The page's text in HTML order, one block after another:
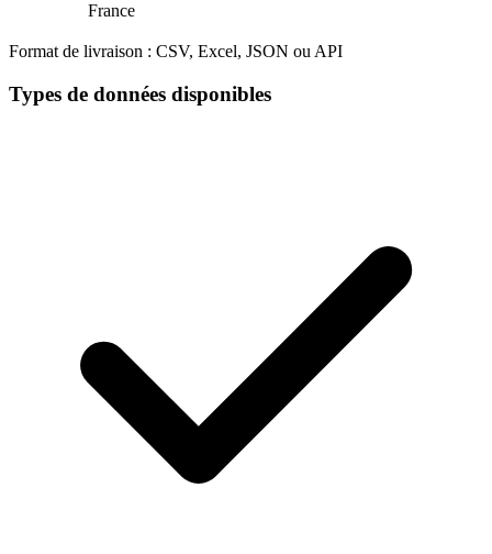
France
Format de livraison : CSV, Excel, JSON ou API
Types de données disponibles